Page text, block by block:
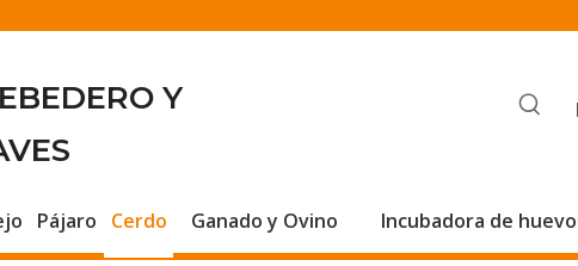
Y
Pájaro Cerdo Ganado y Ovino Incubadora de